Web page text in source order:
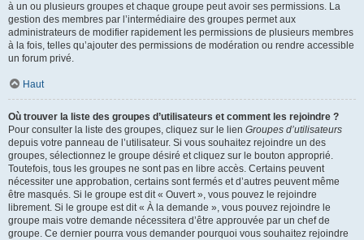
à un ou plusieurs groupes et chaque groupe peut avoir ses permissions. La
gestion des membres par l’intermédiaire des groupes permet aux
administrateurs de modifier rapidement les permissions de plusieurs membres
à la fois, telles qu’ajouter des permissions de modération ou rendre accessible
un forum privé.
Haut
Où trouver la liste des groupes d’utilisateurs et comment les rejoindre ?
Pour consulter la liste des groupes, cliquez sur le lien Groupes d’utilisateurs
depuis votre panneau de l’utilisateur. Si vous souhaitez rejoindre un des
groupes, sélectionnez le groupe désiré et cliquez sur le bouton approprié.
Toutefois, tous les groupes ne sont pas en libre accès. Certains peuvent
nécessiter une approbation, certains sont fermés et d’autres peuvent même
être masqués. Si le groupe est dit « Ouvert », vous pouvez le rejoindre
librement. Si le groupe est dit « À la demande », vous pouvez rejoindre le
groupe mais votre demande nécessitera d’être approuvée par un chef de
groupe. Ce dernier pourra vous demander pourquoi vous souhaitez rejoindre